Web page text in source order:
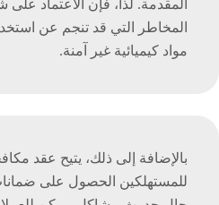
المقدمة. لذا، فإن الاعتماد
المخاطر التي قد تنجم عن
مواد كيميائية غير آمنة.
بالإضافة إلى ذلك، يتيح عقد
للمستهلكين الحصول على